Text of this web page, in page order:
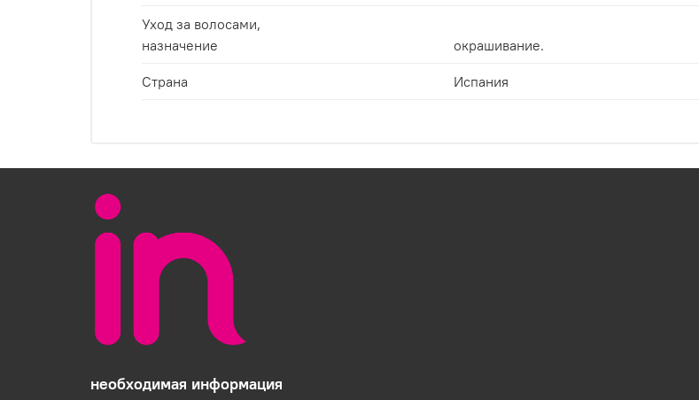
Уход за волосами,
назначение
окрашивание.
Страна Испания
необходимая информация